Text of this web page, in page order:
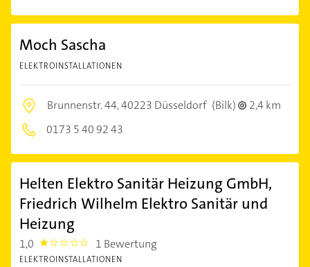
Moch Sascha
ELEKTROINSTALLATIONEN
Brunnenstr. 44,40223 Düsseldorf (Bilk)
2,4 km
0173 5 40 92 43
Helten Elektro Sanitär Heizung GmbH,
Friedrich Wilhelm Elektro Sanitär und
Heizung
1,0 1.0 1 Bewertung
ELEKTROINSTALLATIONEN